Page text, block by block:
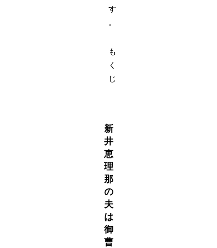
す
。
も
く
じ
新
井
恵
理
那
の
夫
は
御
曹